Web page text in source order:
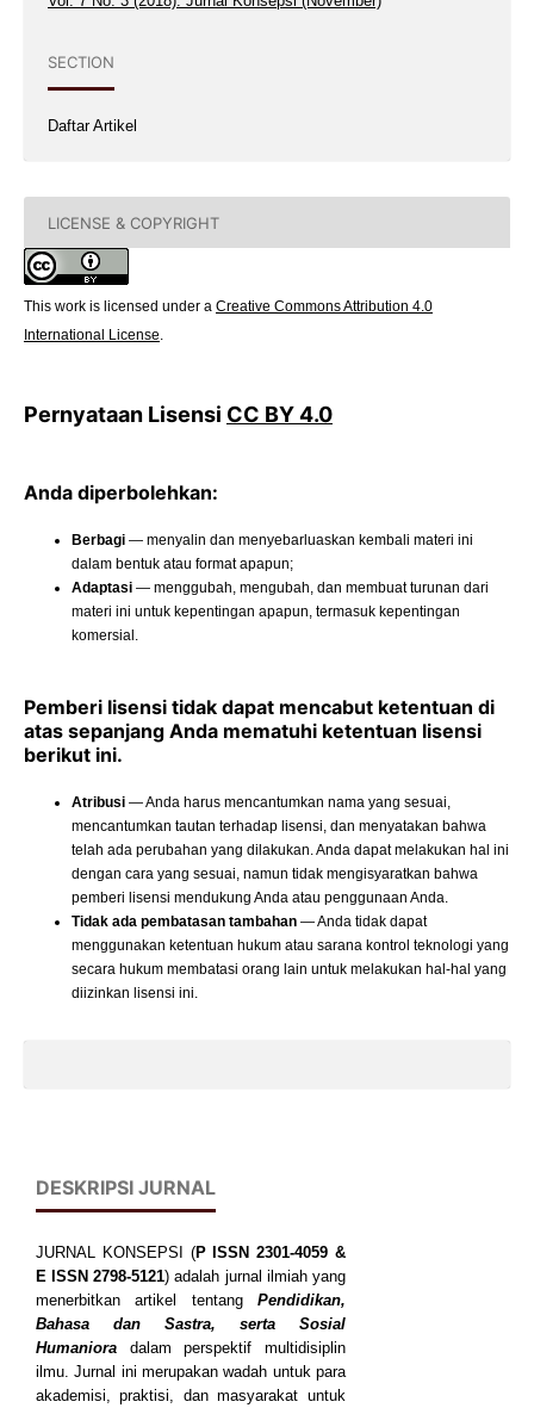
SECTION
Daftar Artikel
LICENSE & COPYRIGHT
This work is licensed under a Creative Commons Attribution 4.0
International License.
Pernyataan Lisensi CC BY 4.0
Anda diperbolehkan:
Berbagi— menyalin dan menyebarluaskan kembali materi ini
dalam bentuk atau format apapun;
Adaptasi— menggubah, mengubah, dan membuat turunan dari
materi ini untuk kepentingan apapun, termasuk kepentingan
komersial.
Pemberi lisensi tidak dapat mencabut ketentuan di
atas sepanjang Anda mematuhi ketentuan lisensi
berikut ini.
Atribusi— Anda harus mencantumkan nama yang sesuai,
mencantumkan tautan terhadap lisensi, dan menyatakan bahwa
telah ada perubahan yang dilakukan. Anda dapat melakukan hal ini
dengan cara yang sesuai, namun tidak mengisyaratkan bahwa
pemberi lisensi mendukung Anda atau penggunaan Anda.
Tidak ada pembatasan tambahan— Anda tidak dapat
menggunakan ketentuan hukum atau sarana kontrol teknologi yang
secara hukum membatasi orang lain untuk melakukan hal-hal yang
diizinkan lisensi ini.
DESKRIPSI JURNAL
JURNAL KONSEPSI (P ISSN2301-4059 &
E ISSN2798-5121) adalah jurnal ilmiah yang
menerbitkan artikel tentang Pendidikan,
Bahasa dan Sastra, serta Sosial
Humaniora dalam perspektif multidisiplin
ilmu. Jurnal ini merupakan wadah untuk para
akademisi, praktisi, dan masyarakat untuk